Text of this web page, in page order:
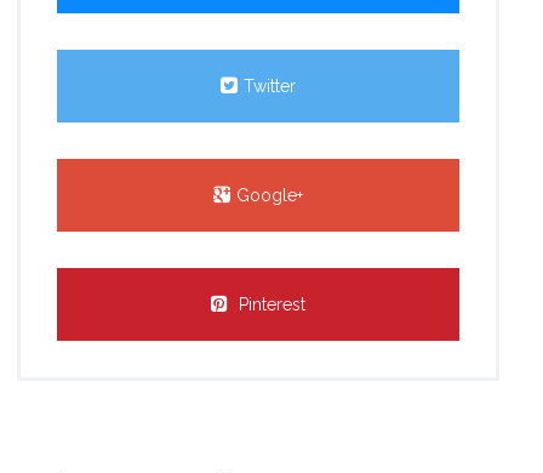
Twitter
Google+
Pinterest